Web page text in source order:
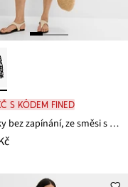
s kódem FINED
Šortky bez zapínání, ze směsi s viskózou